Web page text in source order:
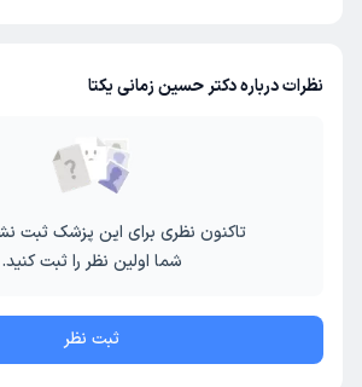
نظرات درباره دکتر حسین زمانی یکتا
تاکنون نظری برای این پزشک ثبت
شما اولین نظر را ثبت کنید.
ثبت نظر